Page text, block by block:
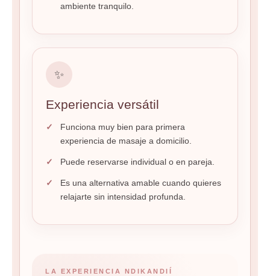
ambiente tranquilo.
✨
Experiencia versátil
Funciona muy bien para primera
experiencia de masaje a domicilio.
Puede reservarse individual o en pareja.
Es una alternativa amable cuando quieres
relajarte sin intensidad profunda.
LA EXPERIENCIA NDIKANDIÍ